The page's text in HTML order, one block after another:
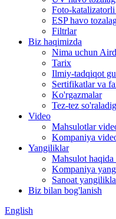
Foto-
ESP havo
Filtrlar
Biz haqimizda
Nima uchun
Tarix
Ilmiy-tadqiqot
Sertifikatlar va
Ko'rgazmalar
Tez-tez
Video
Mahsulotlar
Kompaniya
Yangiliklar
Mahsulot
Kompaniya
Sanoat
Biz bilan bog'lanish
English